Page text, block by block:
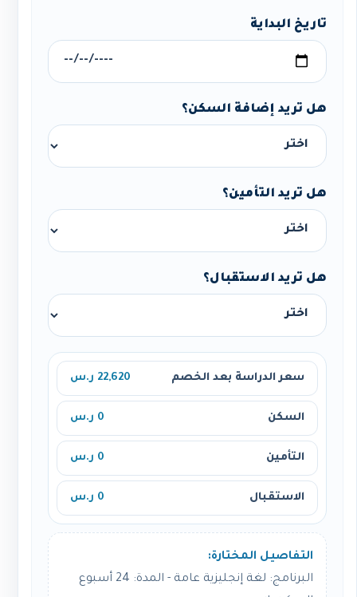
تاريخ البداية
هل تريد إضافة السكن؟
هل تريد التأمين؟
هل تريد الاستقبال؟
سعر الدراسة بعد الخصم 22,620 ر.س
السكن 0 ر.س
التأمين 0 ر.س
الاستقبال 0 ر.س
التفاصيل المختارة:
البرنامج: لغة إنجليزية عامة - المدة: 24 أسبوع